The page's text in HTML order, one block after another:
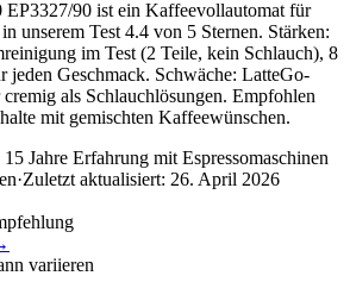
EP3327/90 ist ein Kaffeevollautomat für
unserem Test 4.4 von 5 Sternen. Stärken:
im Test (2 Teile, kein Schlauch), 8
jeden Geschmack. Schwäche: LatteGo-
als Schlauchlösungen. Empfohlen
mit gemischten Kaffeewünschen.
15 Jahre Erfahrung mit Espressomaschinen
·Zuletzt aktualisiert: 26. April 2026
variieren